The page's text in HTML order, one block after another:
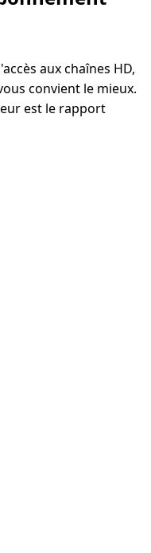
aux chaînes HD,
convient le mieux.
est le rapport